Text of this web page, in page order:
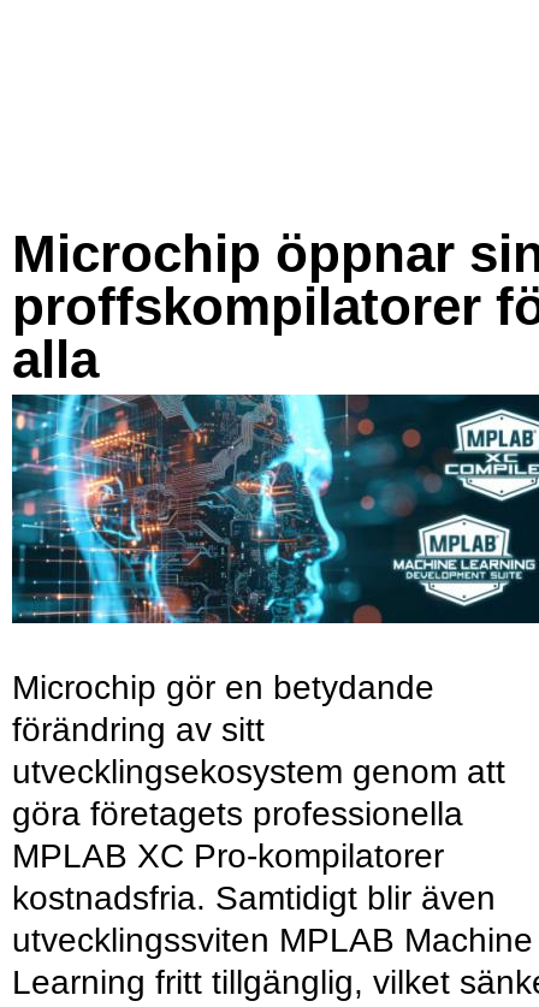
Microchip öppnar
proffskompilatorer
alla
Microchip gör en betydande
förändring av sitt
utvecklingsekosystem genom att
göra företagets professionella
MPLAB XC Pro-kompilatorer
kostnadsfria. Samtidigt blir även
utvecklingssviten MPLAB Machine
Learning fritt tillgänglig, vilket